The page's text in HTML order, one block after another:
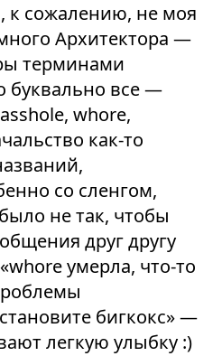
к сожалению, не моя
Архитектора —
терминами
буквально все —
whore,
как-то
со сленгом,
не так, чтобы
друг другу
умерла, что-то
бигкокс» —
легкую улыбку :)